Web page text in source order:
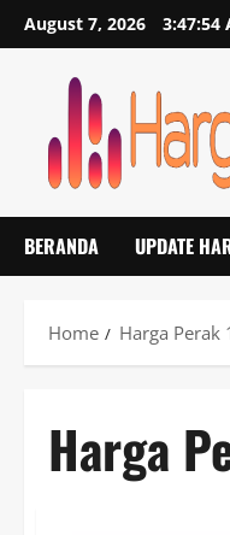
Skip
to
August 7, 2026 3:47:54
BERANDA UPDATE
Home Harga Perak
Harga